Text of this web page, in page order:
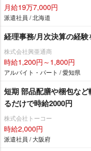
月給19万7,000円
派遣社員 / 北海道
経理事務/月次決算の経
株式会社興亜通商
時給1,200円～1,800円
アルバイト・パート / 愛知県
短期 部品配膳や梱包な
るだけで時給2000円
株式会社トーコー
時給2,000円
派遣社員 / 大阪府